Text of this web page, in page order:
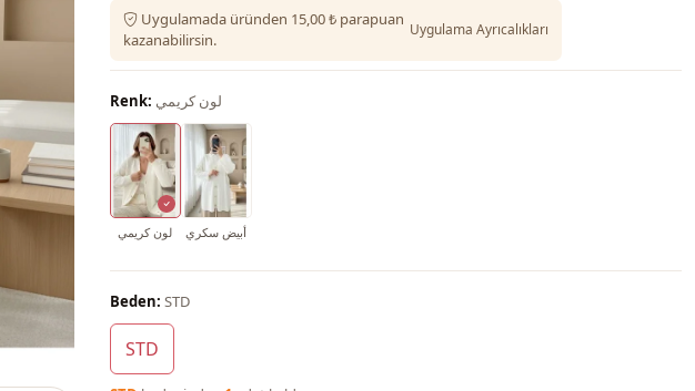
Uygulamada üründen 15,00 ₺ parapuan
kazanabilirsin.
Uygulama Ayrıcalıkları
Renk: لون كريمي
لون كريمي أبيض سكري
Beden: STD
STD